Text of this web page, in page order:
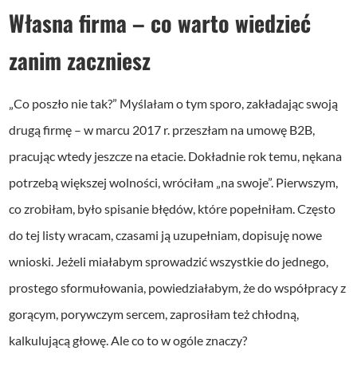
Własna firma – co warto wiedzieć
zanim zaczniesz
„Co poszło nie tak?” Myślałam o tym sporo, zakładając swoją
drugą firmę – w marcu 2017 r. przeszłam na umowę B2B,
pracując wtedy jeszcze na etacie. Dokładnie rok temu, nękana
potrzebą większej wolności, wróciłam „na swoje”. Pierwszym,
co zrobiłam, było spisanie błędów, które popełniłam. Często
do tej listy wracam, czasami ją uzupełniam, dopisuję nowe
wnioski. Jeżeli miałabym sprowadzić wszystkie do jednego,
prostego sformułowania, powiedziałabym, że do współpracy z
gorącym, porywczym sercem, zaprosiłam też chłodną,
kalkulującą głowę. Ale co to w ogóle znaczy?